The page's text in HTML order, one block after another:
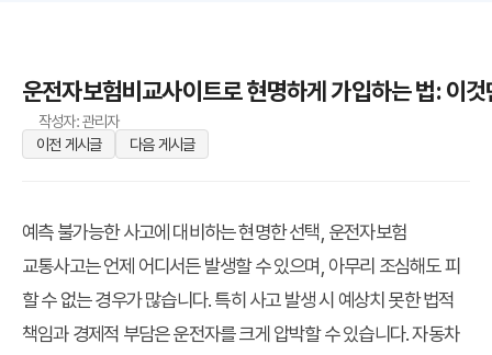
운전자보험비교사이트로 현명하게 가입하는 법: 이
작성자: 관리자
이전 게시글
다음 게시글
예측 불가능한 사고에 대비하는 현명한 선택, 운전자보험
교통사고는 언제 어디서든 발생할 수 있으며, 아무리 조심해도 피
할 수 없는 경우가 많습니다. 특히 사고 발생 시 예상치 못한 법적
책임과 경제적 부담은 운전자를 크게 압박할 수 있습니다. 자동차